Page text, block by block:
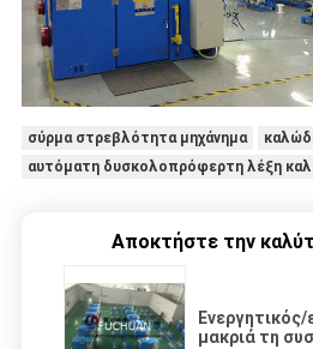
σύρμα στρεβλότητα μηχάνημα
αυτόματη δυσκολοπρόφερτη λέξη
Αποκτήστε την
μακριά τη